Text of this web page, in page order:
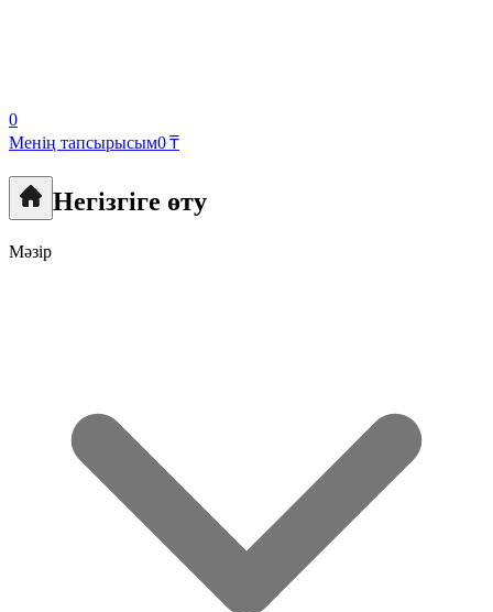
0
Менің тапсырысым0 ₸
Негізгіге өту
Мәзір